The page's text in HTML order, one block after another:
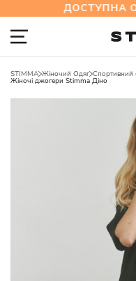
ДОСТУПНА
STIMMA Жіночий Одяг Спортивний
Жіночі джогери Stimma Діно